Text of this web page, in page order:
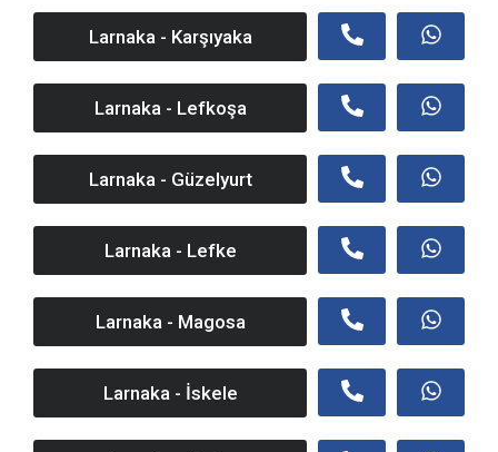
Larnaka - Karşıyaka
Larnaka - Lefkoşa
Larnaka - Güzelyurt
Larnaka - Lefke
Larnaka - Magosa
Larnaka - İskele